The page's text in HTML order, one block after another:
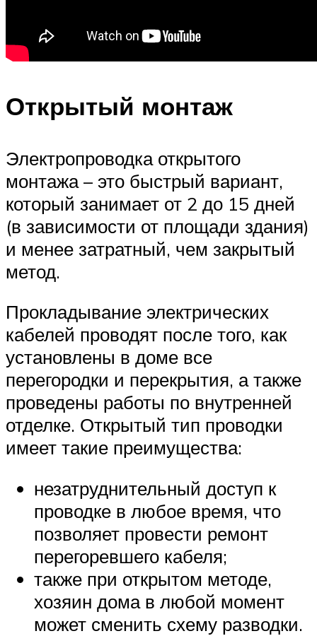
Открытый монтаж
Электропроводка открытого
монтажа – это быстрый вариант,
который занимает от 2 до 15 дней
(в зависимости от площади здания)
и менее затратный, чем закрытый
метод.
Прокладывание электрических
кабелей проводят после того, как
установлены в доме все
перегородки и перекрытия, а также
проведены работы по внутренней
отделке. Открытый тип проводки
имеет такие преимущества:
незатруднительный доступ к
проводке в любое время, что
позволяет провести ремонт
перегоревшего кабеля;
также при открытом методе,
хозяин дома в любой момент
может сменить схему разводки.